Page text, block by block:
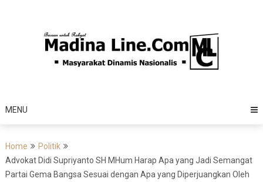
MENU
Home
Politik
Advokat Didi Supriyanto SH MHum Harap Apa yang Jadi Semangat
Partai Gema Bangsa Sesuai dengan Apa yang Diperjuangkan Oleh